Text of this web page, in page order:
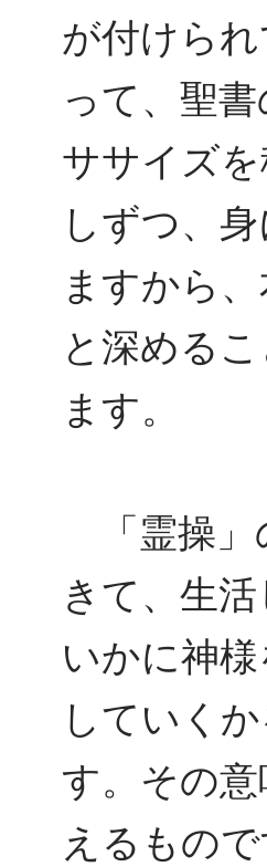
が付けら
って、聖
ササイズ
しずつ、
ますから
と深める
ます。
「霊操」
きて、生
いかに神
していく
す。その
えるもの